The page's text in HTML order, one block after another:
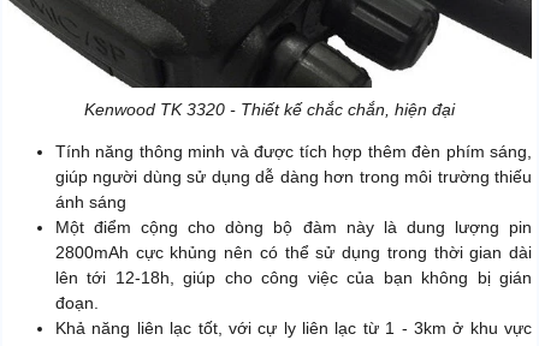
Kenwood TK 3320 - Thiết kế chắc chắn, hiện đại
Tính năng thông minh và được tích hợp thêm đèn phím sáng,
giúp người dùng sử dụng dễ dàng hơn trong môi trường thiếu
ánh sáng
Một điểm cộng cho dòng bộ đàm này là dung lượng pin
2800mAh cực khủng nên có thể sử dụng trong thời gian dài
lên tới 12-18h, giúp cho công việc của bạn không bị gián
đoạn.
Khả năng liên lạc tốt, với cự ly liên lạc từ 1 - 3km ở khu vực